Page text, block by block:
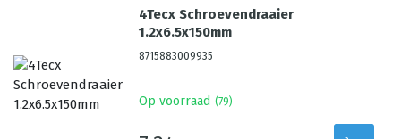
4Tecx Schroevendraaier
1.2x6.5x150mm
8715883009935
Op voorraad (79)